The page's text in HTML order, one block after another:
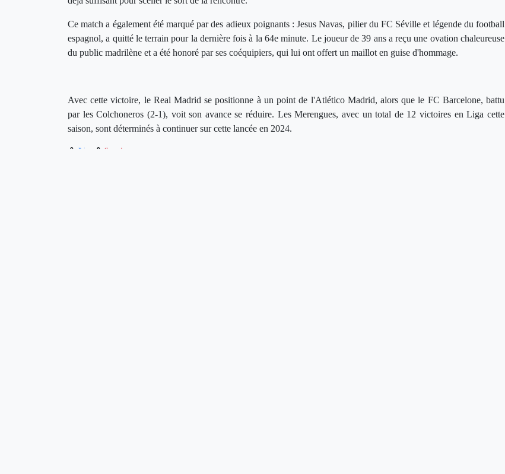
Ce match a également été marqué par des adieux poignants : Jesus Navas, pilier du FC Séville et légende du football
espagnol, a quitté le terrain pour la dernière fois à la 64e minute. Le joueur de 39 ans a reçu une ovation chaleureuse
du public madrilène et a été honoré par ses coéquipiers, qui lui ont offert un maillot en guise d'hommage.
Avec cette victoire, le Real Madrid se positionne à un point de l'Atlético Madrid, alors que le FC Barcelone, battu
par les Colchoneros (2-1), voit son avance se réduire. Les Merengues, avec un total de 12 victoires en Liga cette
saison, sont déterminés à continuer sur cette lancée en 2024.
0 J'aime 0 Coup de coeur